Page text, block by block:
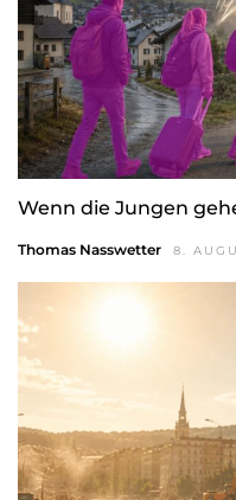
Wenn die Jungen
Thomas Nasswetter 8.